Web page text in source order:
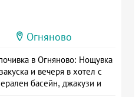
Огняново
в Огняново: Нощувка
и вечеря в хотел с
басейн, джакузи и